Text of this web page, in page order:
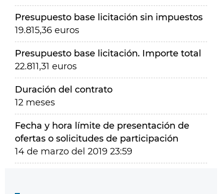
Presupuesto base licitación sin impuestos
19.815,36 euros
Presupuesto base licitación. Importe total
22.811,31 euros
Duración del contrato
12 meses
Fecha y hora límite de presentación de
ofertas o solicitudes de participación
14 de marzo del 2019 23:59